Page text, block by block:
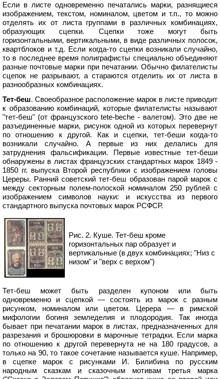
Если в листе одновременно печатались марки, разнящиеся
изображением, текстом, номиналом, цветом и т.п., то можно
отделять их от листа группами в различных комбинациях,
образующих сцепки. Сцепки тоже могут быть
горизонтальными, вертикальными, в виде различных полосок,
квартблоков и т.д. Если когда-то сцепки возникали случайно,
то в последнее время полиграфисты специально объединяют
разные почтовые марки при печатании. Обычно филателисты
сцепок не разрывают, а стараются отделить их от листа в
разнообразных комбинациях.
Тет-беш. Своеобразное расположение марок в листе приводит
к образованию комбинаций, которые филателисты называют
"тет-беш" (от французского tete-beche - валетом). Это две не
разъединенные марки, рисунок одной из которых перевернут
по отношению к другой. Как и сцепки, тет-беши когда-то
возникали случайно. А первые из них делались для
затруднения фальсификации. Первые известные тет-беши
обнаружены в листах французских стандартных марок 1849 -
1850 гг. выпуска Второй республики с изображением головы
Цереры. Ранний советский тет-беш образован парой марок с
между секторным полем-полоской номиналом 250 рублей с
изображением символов науки: и искусства из первого
стандартного выпуска почтовых марок РСФСР.
Рис. 2. Куше. Тет-беш кроме
горизонтальных пар образует и
вертикальные (в двух комбинациях; "Низ с
низом" и "верх с верхом")
Тет-беш может быть разделен купоном или быть
одновременно и сцепкой — состоять из марок с разным
рисунком, номиналом или цветом. Церера — в римской
мифологии богиня земледелия и плодородия. Так иногда
бывает при печатании марок в листах, предназначенных для
разрезания и брошюровки в марочные тетрадки. Если марка
по отношению к другой перевернута не на 180 градусов, а
только на 90, то такое сочетание называется куше. Например,
в сцепке марок с рисунками И. Билибина по русским
народным сказкам и сказочным мотивам третья марка